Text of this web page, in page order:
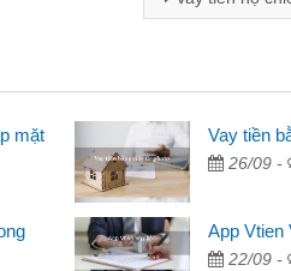
viên
thông qua quảng cáo trên facebook.
đóng tiền nhà, sinh nhật bạn bè,
gọn nên tôi quyết định vay
mặt Vay tiền
26/09 -
App Vtien
22/09 -